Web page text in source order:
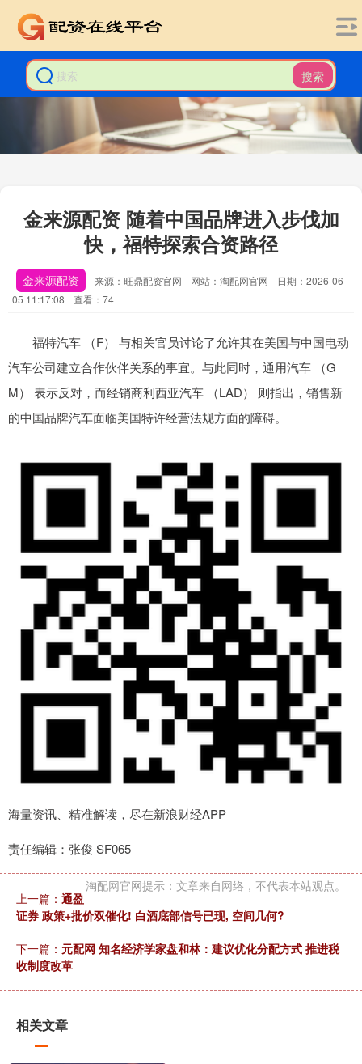
搜索
金来源配资 随着中国品牌进入步伐加
快，福特探索合资路径
金来源配资 来源：旺鼎配资官网 网站：淘配网官网
日期：2026-06-
05 11:17:08
查看：74
福特汽车 （F） 与相关官员讨论了允许其在美国与中国电动
汽车公司建立合作伙伴关系的事宜。与此同时，通用汽车 （G
M） 表示反对，而经销商利西亚汽车 （LAD） 则指出，销售新
的中国品牌汽车面临美国特许经营法规方面的障碍。
海量资讯、精准解读，尽在新浪财经APP
责任编辑：张俊 SF065
淘配网官网提示：文章来自网络，不代表本站观点。
上一篇： 通盈
证券 政策+批价双催化! 白酒底部信号已现, 空间几何?
下一篇： 元配网 知名经济学家盘和林：建议优化分配方式 推进税
收制度改革
相关文章